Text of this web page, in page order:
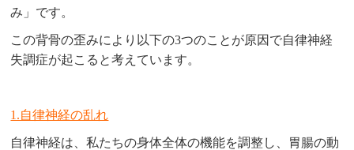
み」です。
この背骨の歪みにより以下の3つのことが原因で自律神経
失調症が起こると考えています。
1.自律神経の乱れ
自律神経は、私たちの身体全体の機能を調整し、胃腸の動